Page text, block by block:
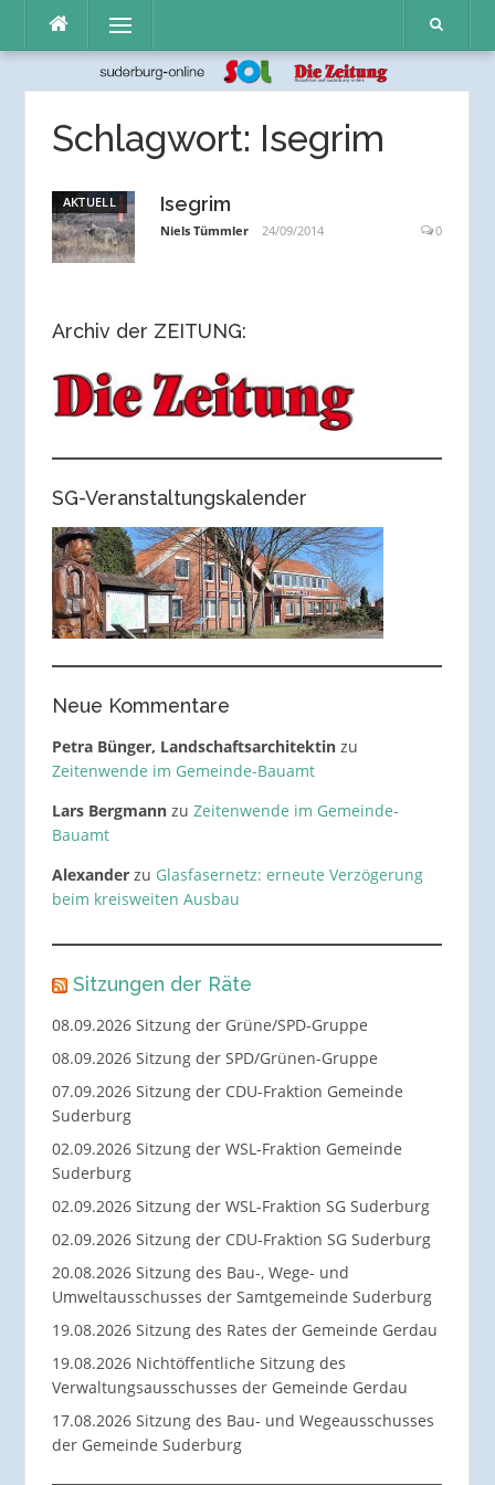
Inhalt
Menü
Schlagwort: Isegrim
AKTUELL Isegrim
Niels Tümmler 24/09/2014 0
Archiv der ZEITUNG:
SG-Veranstaltungskalender
Neue Kommentare
Petra Bünger, Landschaftsarchitektinzu
Zeitenwende im Gemeinde-Bauamt
Lars Bergmannzu Zeitenwende im Gemeinde-
Bauamt
Alexanderzu Glasfasernetz: erneute Verzögerung
beim kreisweiten Ausbau
Sitzungen der Räte
08.09.2026 Sitzung der Grüne/SPD-Gruppe
08.09.2026 Sitzung der SPD/Grünen-Gruppe
07.09.2026 Sitzung der CDU-Fraktion Gemeinde
Suderburg
02.09.2026 Sitzung der WSL-Fraktion Gemeinde
Suderburg
02.09.2026 Sitzung der WSL-Fraktion SG Suderburg
02.09.2026 Sitzung der CDU-Fraktion SG Suderburg
20.08.2026 Sitzung des Bau-, Wege- und
Umweltausschusses der Samtgemeinde Suderburg
19.08.2026 Sitzung des Rates der Gemeinde Gerdau
19.08.2026 Nichtöffentliche Sitzung des
Verwaltungsausschusses der Gemeinde Gerdau
17.08.2026 Sitzung des Bau- und Wegeausschusses
der Gemeinde Suderburg